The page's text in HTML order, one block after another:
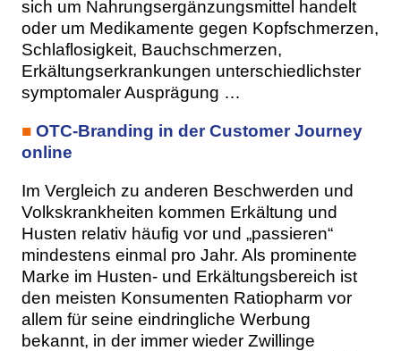
sich um Nahrungsergänzungsmittel handelt
oder um Medikamente gegen Kopfschmerzen,
Schlaflosigkeit, Bauchschmerzen,
Erkältungserkrankungen unterschiedlichster
symptomaler Ausprägung …
■ OTC-Branding in der Customer Journey
online
Im Vergleich zu anderen Beschwerden und
Volkskrankheiten kommen Erkältung und
Husten relativ häufig vor und „passieren“
mindestens einmal pro Jahr. Als prominente
Marke im Husten- und Erkältungsbereich ist
den meisten Konsumenten Ratiopharm vor
allem für seine eindringliche Werbung
bekannt, in der immer wieder Zwillinge